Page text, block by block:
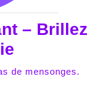
– Brillez
de mensonges.